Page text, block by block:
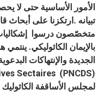
الأمور الأساسية حتى لا
تبيانه .ارتكزنا على أبحاث
متخصّصون درسوا
بالإيمان الكاثوليكي.
الجديدة والإنتهاكات
Sectaires (PNCDS)
لمجلس الأساقفة